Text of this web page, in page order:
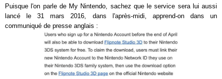
Puisque l'on parle de My Nintendo, sachez que le service sera lui aussi
lancé le 31 mars 2016, dans l'après-midi, apprend-on dans un
communiqué de presse anglais :